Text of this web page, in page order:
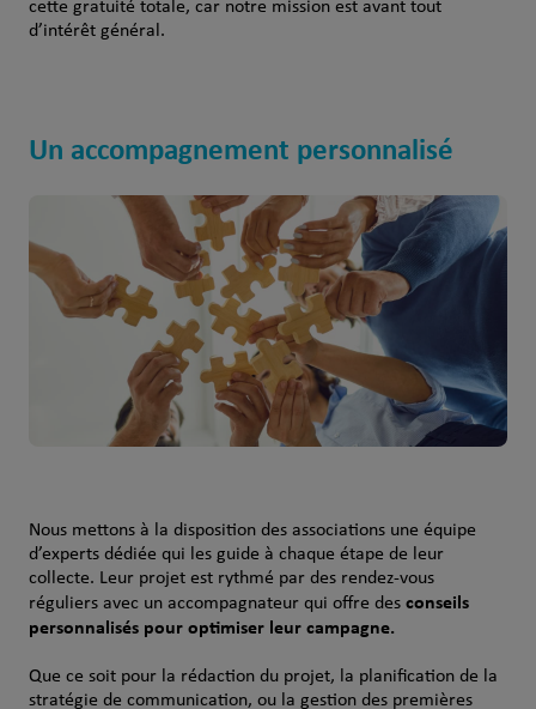
cette gratuité totale, car notre mission est avant tout
d’intérêt général.
Un accompagnement personnalisé
Nous mettons à la disposition des associations une équipe
d’experts dédiée qui les guide à chaque étape de leur
collecte. Leur projet est rythmé par des rendez-vous
réguliers avec un accompagnateur qui offre des conseils
personnalisés pour optimiser leur campagne.
Que ce soit pour la rédaction du projet, la planification de la
stratégie de communication, ou la gestion des premières